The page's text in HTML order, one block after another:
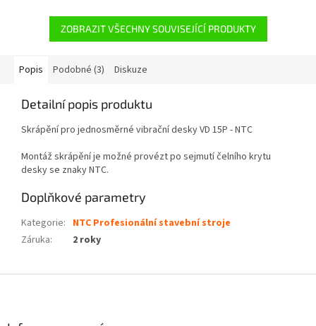
ZOBRAZIT VŠECHNY SOUVISEJÍCÍ PRODUKTY
Popis Podobné (3) Diskuze
Detailní popis produktu
Skrápění pro jednosměrné vibrační desky VD 15P - NTC
Montáž skrápění je možné provézt po sejmutí čelního krytu
desky se znaky NTC.
Doplňkové parametry
Kategorie: NTC Profesionální stavební stroje
Záruka: 2 roky